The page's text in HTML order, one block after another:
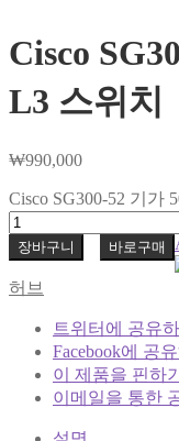
Cisco
L3 스위치
₩990,000
Cisco SG300-52 기가
장바구니 바로구매
허브
트위터에 공유하
Facebook에 공유
이 제품을 핀하기
이메일을 통한